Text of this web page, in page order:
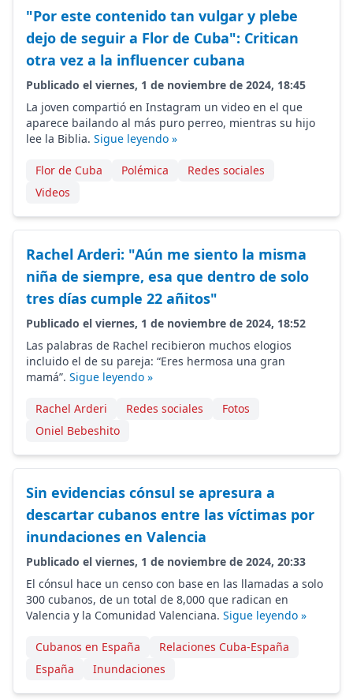
"Por este contenido tan vulgar y plebe
dejo de seguir a Flor de Cuba": Critican
otra vez a la influencer cubana
Publicado el viernes, 1 de noviembre de 2024, 18:45
La joven compartió en Instagram un video en el que
aparece bailando al más puro perreo, mientras su hijo
lee la Biblia. Sigue leyendo »
Flor de Cuba Polémica
Redes sociales
Videos
Rachel Arderi: "Aún me siento la misma
niña de siempre, esa que dentro de solo
tres días cumple 22 añitos"
Publicado el viernes, 1 de noviembre de 2024, 18:52
Las palabras de Rachel recibieron muchos elogios
incluido el de su pareja: “Eres hermosa una gran
mamá”. Sigue leyendo »
Rachel Arderi Redes sociales
Fotos
Oniel Bebeshito
Sin evidencias cónsul se apresura a
descartar cubanos entre las víctimas por
inundaciones en Valencia
Publicado el viernes, 1 de noviembre de 2024, 20:33
El cónsul hace un censo con base en las llamadas a solo
300 cubanos, de un total de 8,000 que radican en
Valencia y la Comunidad Valenciana. Sigue leyendo »
Cubanos en España
Relaciones Cuba-España
España
Inundaciones